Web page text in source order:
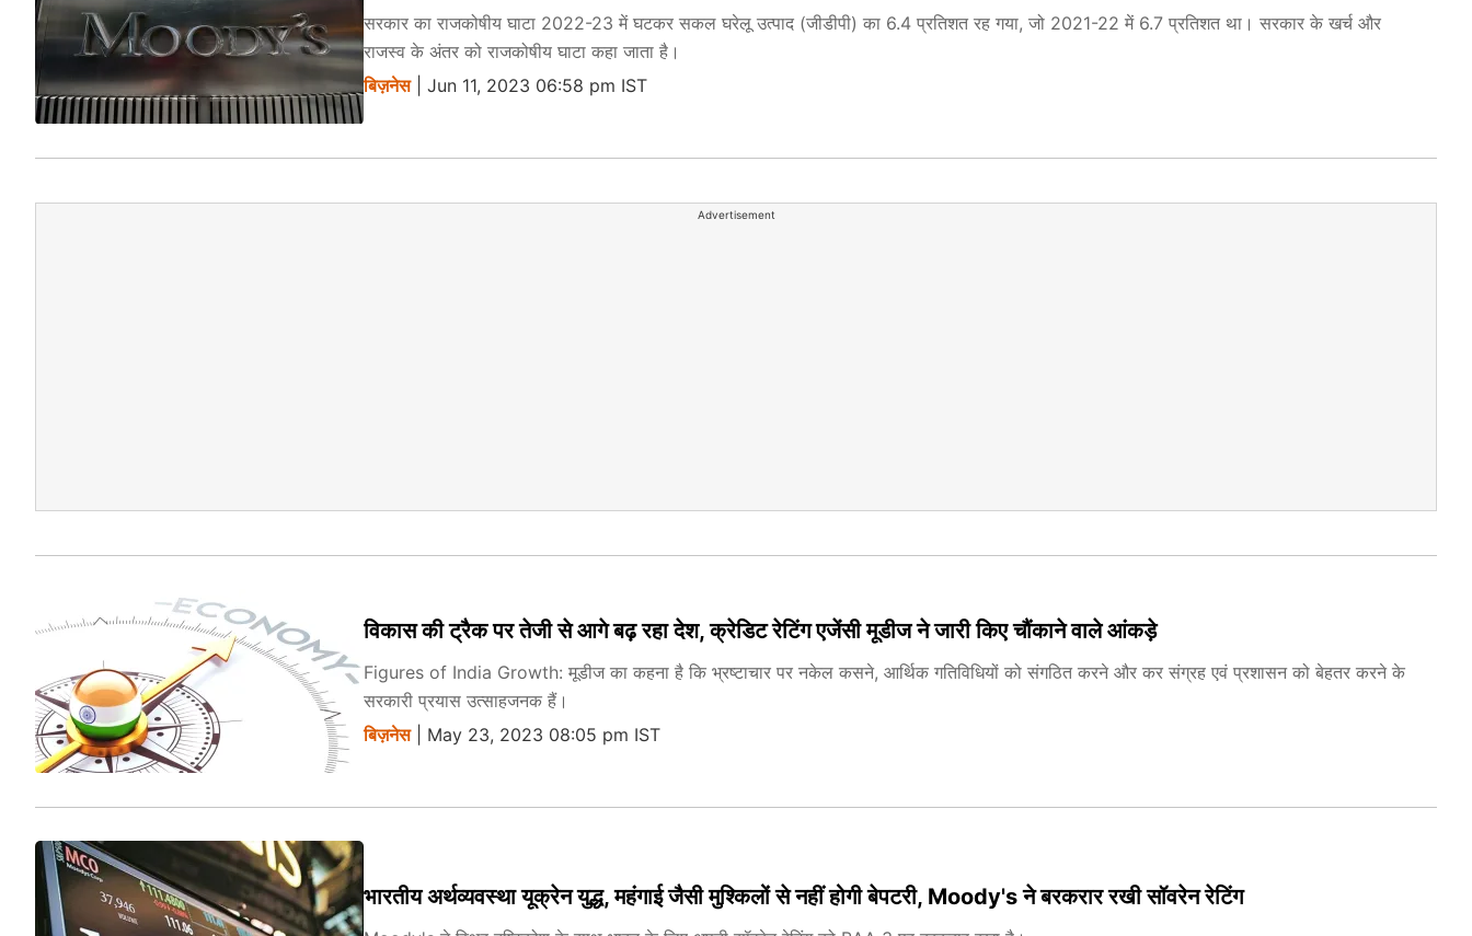
सरकार का राजकोषीय घाटा 2022-23 में घटकर सकल घरेलू उत्पाद (जीडीपी) का 6.4 प्रतिशत रह गया, जो 2021-22 में 6.7 प्रतिशत था। सरकार के खर्च और
राजस्व के अंतर को राजकोषीय घाटा कहा जाता है।
बिज़नेस| Jun 11, 2023 06:58 pm IST
Advertisement
विकास की ट्रैक पर तेजी से आगे बढ़ रहा देश, क्रेडिट रेटिंग एजेंसी मूडीज ने जारी किए चौंकाने वाले आंकड़े
Figures of India Growth: मूडीज का कहना है कि भ्रष्टाचार पर नकेल कसने, आर्थिक गतिविधियों को संगठित करने और कर संग्रह एवं प्रशासन को बेहतर करने के
सरकारी प्रयास उत्साहजनक हैं।
बिज़नेस| May 23, 2023 08:05 pm IST
भारतीय अर्थव्यवस्था यूक्रेन युद्ध, महंगाई जैसी मुश्किलों से नहीं होगी बेपटरी, Moody's ने बरकरार रखी सॉवरेन रेटिंग